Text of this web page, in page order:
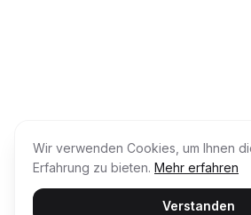
Wir verwenden Cookies, um Ihnen
Erfahrung zu bieten. Mehr erfahren
Verstanden